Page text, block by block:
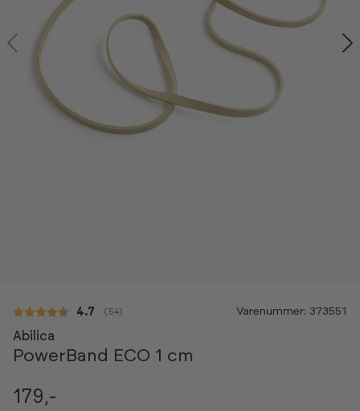
Gennemsnitlig vurdering:
4.7 ( stemmer:
54) Varenummer: 373551
Abilica
PowerBand ECO 1 cm
179,-